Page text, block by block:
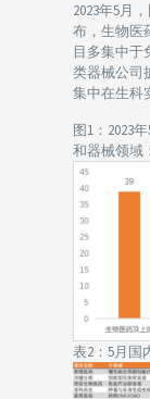
2023年5月
布，生物医
目多集中于
类器械公司
集中在生科
图1：2023
和器械领域
表2：5月国